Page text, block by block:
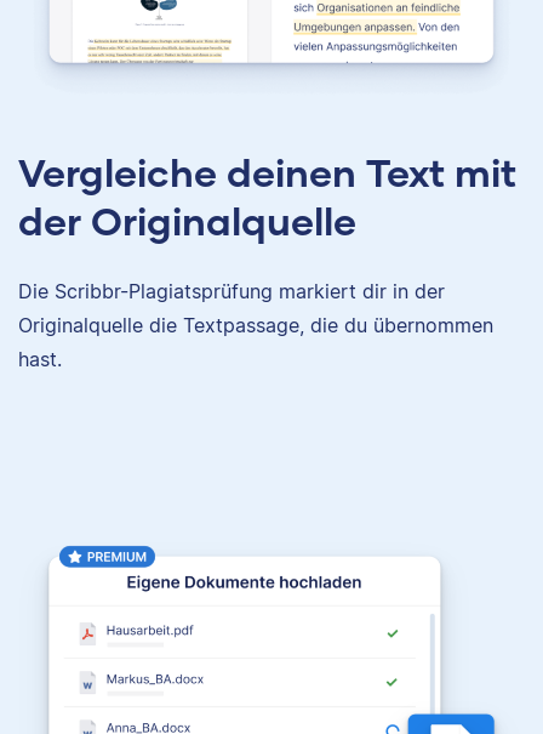
Vergleiche deinen Text mit
der Originalquelle
Die Scribbr-Plagiatsprüfung markiert dir in der
Originalquelle die Textpassage, die du übernommen
hast.